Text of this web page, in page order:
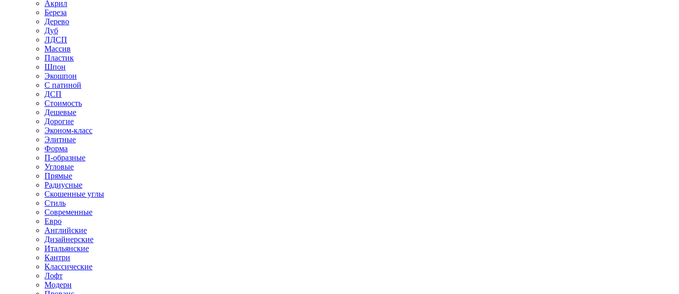
Акрил
Береза
Дерево
Дуб
ЛДСП
Массив
Пластик
Шпон
Экошпон
С патиной
ДСП
Стоимость
Дешевые
Дорогие
Эконом-класс
Элитные
Форма
П-образные
Угловые
Прямые
Радиусные
Скошенные углы
Стиль
Современные
Евро
Английские
Дизайнерские
Итальянские
Кантри
Классические
Лофт
Модерн